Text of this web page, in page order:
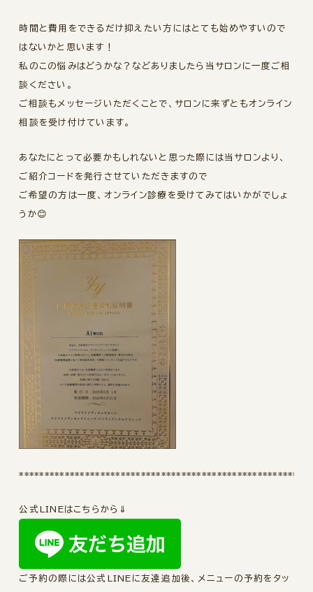
時間と費用をできるだけ抑えたい方にはとても始めやすいので
はないかと思います！
私のこの悩みはどうかな？などありましたら当サロンに一度ご相
談ください。
ご相談もメッセージいただくことで、サロンに来ずともオンライン
相談を受け付けています。
あなたにとって必要かもしれないと思った際には当サロンより、
ご紹介コードを発行させていただきますので
ご希望の方は一度、オンライン診療を受けてみてはいかがでしょ
うか😊
公式LINEはこちらから⇓
ご予約の際には公式LINEに友達追加後、メニューの予約をタッ